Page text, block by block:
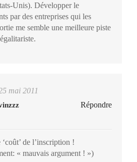
Unis). Développer le
par des entreprises qui les
me semble une meilleure piste
mai 2011
Répondre
de l’inscription !
« mauvais argument ! »)